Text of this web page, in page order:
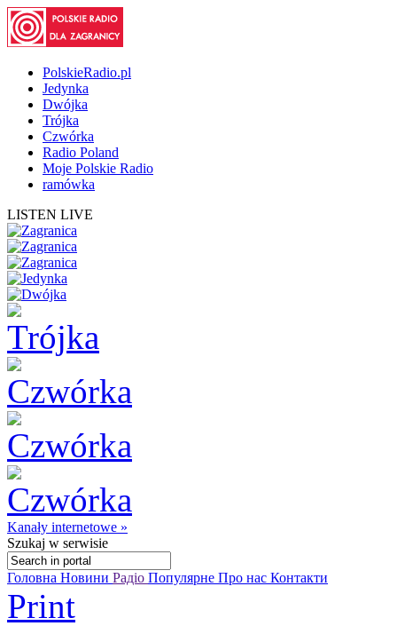
PolskieRadio.pl
Jedynka
Dwójka
Trójka
Czwórka
Radio Poland
Moje Polskie Radio
ramówka
LISTEN LIVE
Kanały internetowe »
Szukaj w serwisie
Головна Новини Радіо Популярне Про нас Контакти
Print